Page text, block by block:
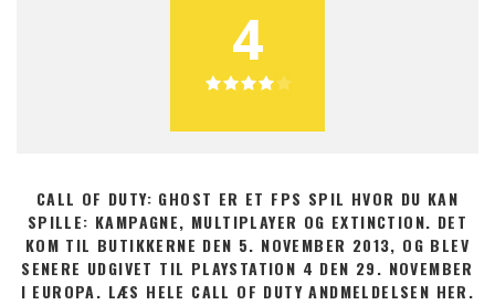
4
CALL OF DUTY: GHOST ER ET FPS SPIL HVOR DU KAN
SPILLE: KAMPAGNE, MULTIPLAYER OG EXTINCTION. DET
KOM TIL BUTIKKERNE DEN 5. NOVEMBER 2013, OG BLEV
SENERE UDGIVET TIL PLAYSTATION 4 DEN 29. NOVEMBER
I EUROPA. LÆS HELE CALL OF DUTY ANDMELDELSEN HER.